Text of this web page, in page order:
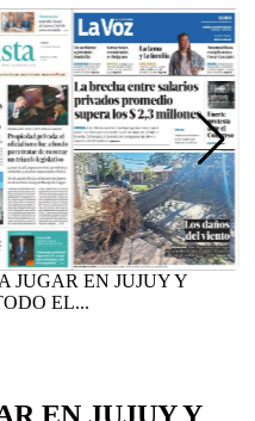
JUGAR EN JUJUY Y
EL...